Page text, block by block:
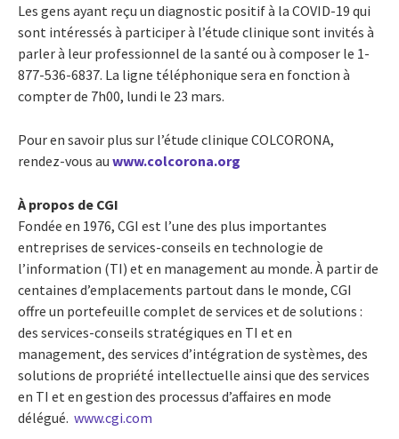
Les gens ayant reçu un diagnostic positif à la COVID-19 qui
sont intéressés à participer à l’étude clinique sont invités à
parler à leur professionnel de la santé ou à composer le 1-
877-536-6837. La ligne téléphonique sera en fonction à
compter de 7h00, lundi le 23 mars.
Pour en savoir plus sur l’étude clinique COLCORONA,
rendez-vous au www.colcorona.org
À propos de CGI
Fondée en 1976, CGI est l’une des plus importantes
entreprises de services-conseils en technologie de
l’information (TI) et en management au monde. À partir de
centaines d’emplacements partout dans le monde, CGI
offre un portefeuille complet de services et de solutions :
des services-conseils stratégiques en TI et en
management, des services d’intégration de systèmes, des
solutions de propriété intellectuelle ainsi que des services
en TI et en gestion des processus d’affaires en mode
délégué. www.cgi.com